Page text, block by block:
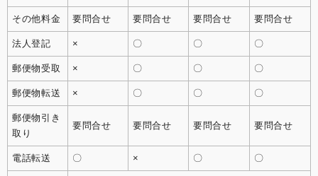
その他料金 要問合せ 要問合せ 要問合せ 要問合せ
法人登記 × 〇 〇 〇
郵便物受取 × 〇 〇 〇
郵便物転送 × 〇 〇 〇
郵便物引き
取り
要問合せ 要問合せ 要問合せ 要問合せ
電話転送 〇 × 〇 〇